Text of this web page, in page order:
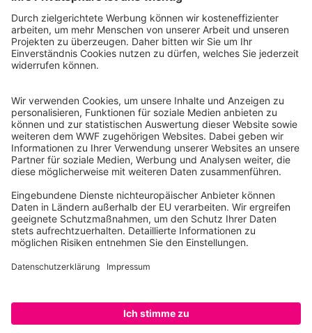
WWF Deutschland
Reinhardtstr. 18
10117 Berlin
Ihre Spende kann steuerlich geltend gemacht werden
Registriert als Stiftung WWF Deutschland, Senatsverwaltung für
Justiz Berlin, Az: 3416/976/2
Umsatzsteuer-Identifikationsnummer: DE 114236103
Freistellungsbescheid: Als gemeinnützige Körperschaft befreit
von der Körperschaftssteuer gem. §5 I 9 KStg. unter der
Steuernummer 27/641/09321